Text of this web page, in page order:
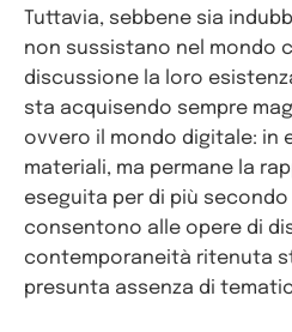
Tuttavia, sebbene sia
non sussistano nel mondo
discussione la loro
sta acquisendo sempre
ovvero il mondo digitale: in
materiali, ma permane la
eseguita per di più
consentono alle opere di
contemporaneità ritenuta
presunta assenza di